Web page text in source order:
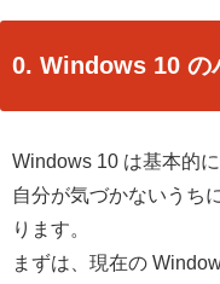
0. Windows 10 の
Windows 10 は基本的
自分が気づかないうち
ります。
まずは、現在の